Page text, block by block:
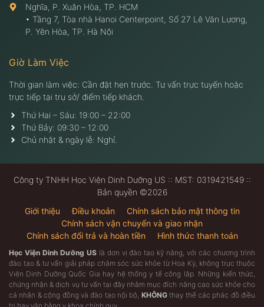
Nghĩa, P. Xuân Hòa, TP. HCM
• Tầng 7, Tòa nhà Hanoi Centerpoint, Số 27 Lê Văn Lương,
P. Yên Hòa, TP. Hà Nội
Giờ Làm Việc
Thời gian làm việc: Cần đặt hẹn trước. Tư vấn trực tuyến hoặc
trực tiếp tại trụ sở/ điểm tiếp khách.
Thứ Hai – Sáu: 19:00 – 22:00
Thứ Bảy: 09:30 – 12:00
Chủ nhật & ngày lễ: Nghỉ.
Công ty TNHH Học Viện Dinh Dưỡng US :: MST: 0319421549 ::
Bản quyền ©2026
Giới thiệu
Điều khoản
Chính sách bảo mật thông tin
Chính sách vận chuyển và giao nhận
Chính sách đổi trả và hoàn tiền
Hình thức thanh toán
Học Viện Dinh Dưỡng USlà dơn vị đào tạo kỹ năng, với các chương trình
đào tạo & tư vấn giải pháp chăm sóc sức khỏe từ Hoa Kỳ, không trực thuộc
Viện Dinh Dưỡng Quốc Gia hay hệ thống y tế công lập. Những kiến thức,
chứng nhận & dịch vụ tư vấn tại đây nhằm mục đích nâng cao sức khỏe cho
cá nhân & cộng đồng và đào tạo nội bộ, KHÔNGthay thế các phác đồ điều